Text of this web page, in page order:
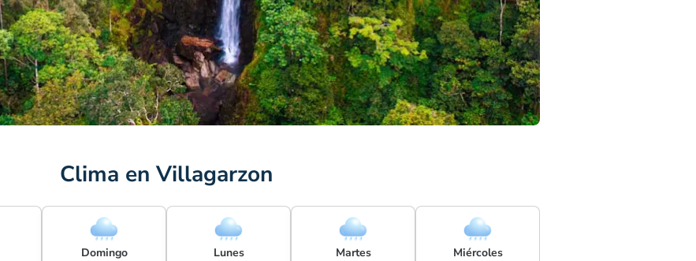
Clima en Villagarzon
Domingo Lunes Martes Miércoles